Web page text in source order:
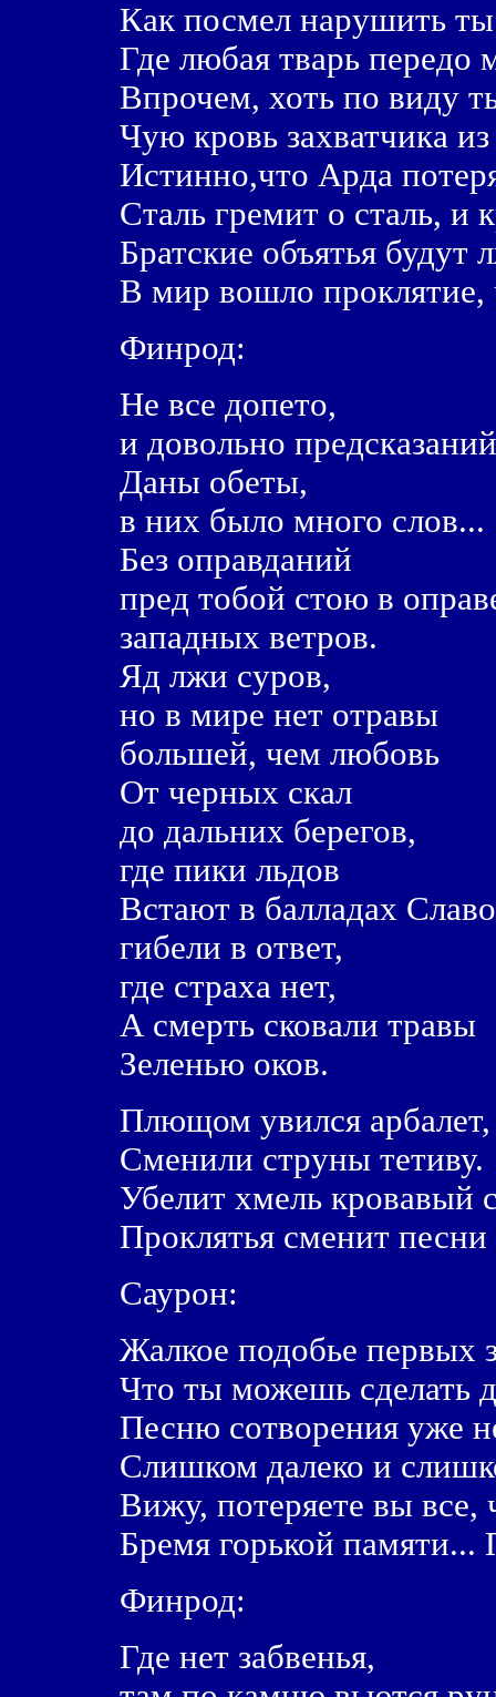
Как посмел нарушить
Где любая тварь передо
Впрочем, хоть по виду
Чую кровь захватчика
Истинно,что Арда
Сталь гремит о сталь, и
Братские объятья будут
В мир вошло
Финрод:
Hе все допето,
и довольно
Даны обеты,
в них было много слов...
Без оправданий
пред тобой стою в
западных ветров.
Яд лжи суров,
но в мире нет отравы
большей, чем любовь
От черных скал
до дальних берегов,
где пики льдов
Встают в балладах
гибели в ответ,
где страха нет,
А смерть сковали травы
Зеленью оков.
Плющом увился арбалет,
Сменили струны тетиву.
Убелит хмель кровавый
Проклятья сменит песни
Саурон:
Жалкое подобье первых
Что ты можешь сделать
Песню сотворения уже
Слишком далеко и
Вижу, потеряете вы все,
Бремя горькой памяти...
Финрод:
Где нет забвенья,